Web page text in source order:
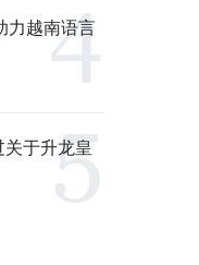
力越南语言
于升龙皇